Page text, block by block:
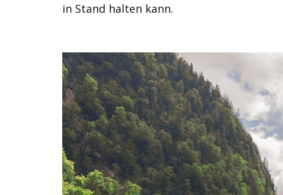
in Stand halten kann.